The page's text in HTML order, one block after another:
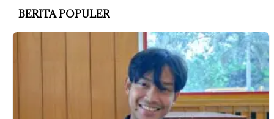
BERITA POPULER